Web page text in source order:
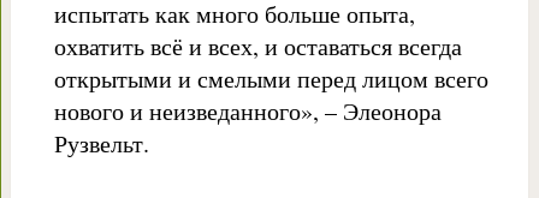
испытать как много больше опыта,
охватить всё и всех, и оставаться всегда
открытыми и смелыми перед лицом всего
нового и неизведанного», – Элеонора
Рузвельт.